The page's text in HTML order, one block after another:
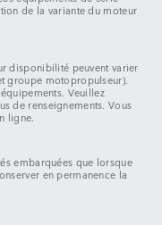
de la variante du moteur
disponibilité peuvent varier
groupe motopropulseur).
Veuillez
de renseignements. Vous
ligne.
embarquées que lorsque
en permanence la